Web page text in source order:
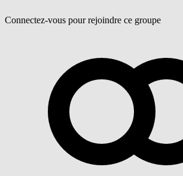
Connectez-vous pour rejoindre ce groupe